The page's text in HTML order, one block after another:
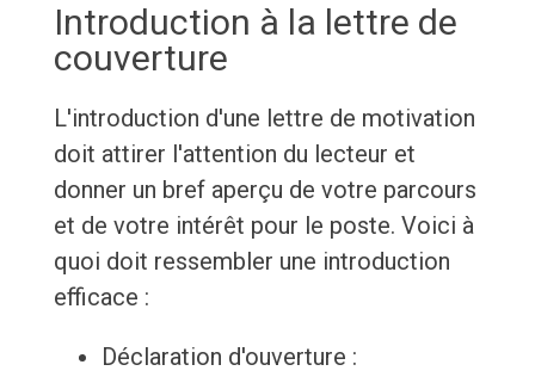
Introduction à la lettre de
couverture
L'introduction d'une lettre de motivation
doit attirer l'attention du lecteur et
donner un bref aperçu de votre parcours
et de votre intérêt pour le poste. Voici à
quoi doit ressembler une introduction
efficace :
Déclaration d'ouverture :